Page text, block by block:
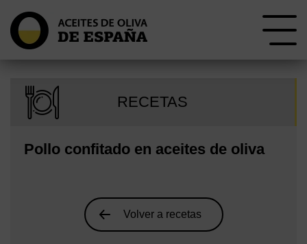
RECETAS
Pollo confitado en aceites de oliva
Volver a recetas